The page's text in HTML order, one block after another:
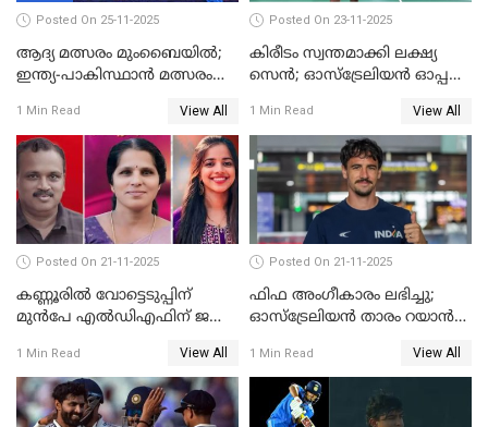
Posted On 25-11-2025
ആദ്യ മത്സരം മുംബൈയിൽ;
ഇന്ത്യ-പാകിസ്ഥാൻ മത്സരം
ലോകകപ്പിന്‍റെ മത്സരക്രമം
പ്രഖ്യാപിച്ചു
1 Min Read View All
Posted On 23-11-2025
കിരീടം സ്വന്തമാക്കി ലക്ഷ്യ
സെന്‍; ഓസ്ട്രേലിയന്‍ ഓപ്പണ്‍
1 Min Read View All
Posted On 21-11-2025
കണ്ണൂരിൽ വോട്ടെടുപ്പിന്
മുൻപേ എൽഡിഎഫിന് ജയം;
സ്ഥാനാർഥികളില്ല
1 Min Read View All
Posted On 21-11-2025
ഫിഫ അംഗീകാരം ലഭിച്ചു;
ഓസ്‌ട്രേലിയന്‍ താരം റയാന്‍
നീലക്കുപ്പായത്തില്‍ കളിക്കാം
1 Min Read View All